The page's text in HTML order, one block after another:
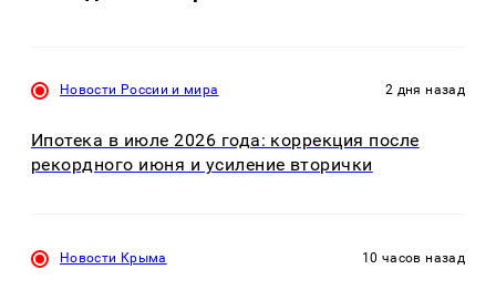
Новости России и мира 2 дня назад
Ипотека в июле 2026 года: коррекция после
рекордного июня и усиление вторички
Новости Крыма 10 часов назад